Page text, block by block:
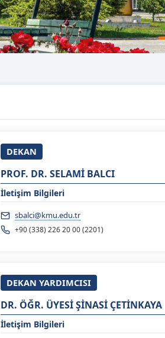
DEKAN
PROF. DR. SELAMİ BALCI
İletişim Bilgileri
sbalci@kmu.edu.tr
+90 (338) 226 20 00 (2201)
DEKAN YARDIMCISI
DR. ÖĞR. ÜYESİ ŞİNASİ ÇETİNKAYA
İletişim Bilgileri